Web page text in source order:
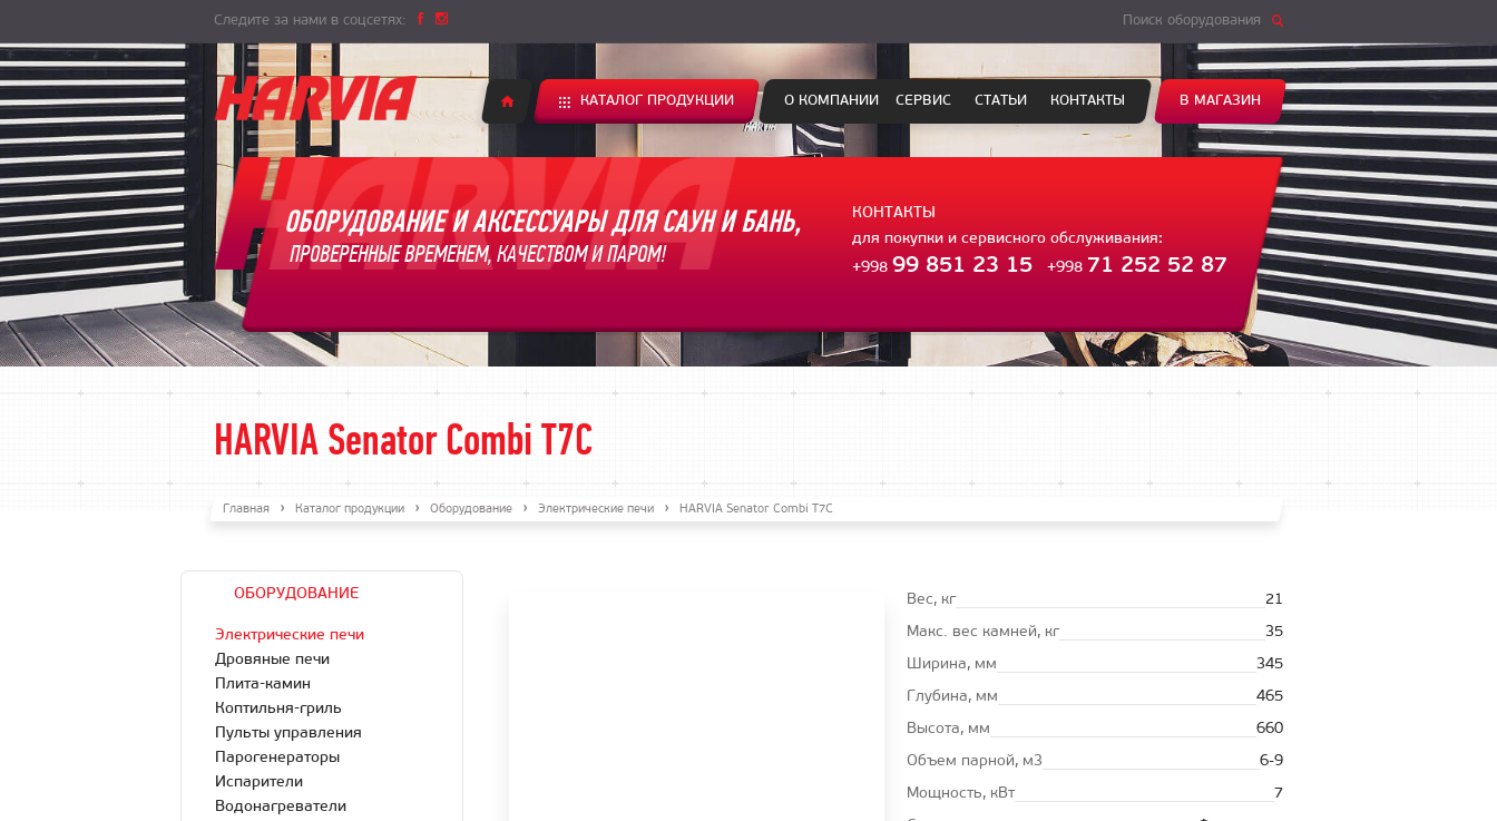
Следите за нами в соцсетях: Поиск оборудования
КАТАЛОГ ПРОДУКЦИИ О КОМПАНИИ СЕРВИС СТАТЬИ КОНТАКТЫ В МАГАЗИН
ОБОРУДОВАНИЕ И АКСЕССУАРЫ ДЛЯ САУН И БАНЬ,
ПРОВЕРЕННЫЕ ВРЕМЕНЕМ, КАЧЕСТВОМ И ПАРОМ!
КОНТАКТЫ
для покупки и сервисного обслуживания:
+998 99 851 23 15 +998 71 252 52 87
HARVIA Senator Combi T7C
Главная Каталог продукции Оборудование Электрические печи HARVIA Senator Combi T7C
ОБОРУДОВАНИЕ
Электрические печи
Дровяные печи
Плита-камин
Коптильня-гриль
Пульты управления
Парогенераторы
Испарители
Водонагреватели
Вес, кг
21
Макс. вес камней, кг
35
Ширина, мм
345
Глубина, мм
465
Высота, мм
660
Oбъем парной, м3
6-9
Мощность, кВт
7